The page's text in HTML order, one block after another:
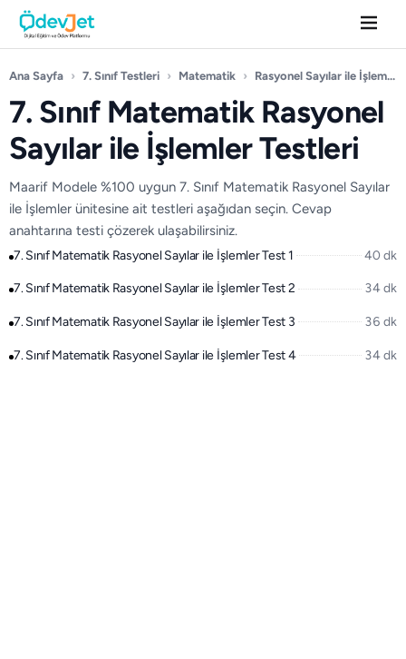
Ana Sayfa › 7. Sınıf Testleri › Matematik › Rasyonel Sayılar ile İşlemler
7. Sınıf Matematik Rasyonel
Sayılar ile İşlemler Testleri
Maarif Modele %100 uygun 7. Sınıf Matematik Rasyonel Sayılar
ile İşlemler ünitesine ait testleri aşağıdan seçin. Cevap
anahtarına testi çözerek ulaşabilirsiniz.
7. Sınıf Matematik Rasyonel Sayılar ile İşlemler Test 1 40 dk
7. Sınıf Matematik Rasyonel Sayılar ile İşlemler Test 2 34 dk
7. Sınıf Matematik Rasyonel Sayılar ile İşlemler Test 3 36 dk
7. Sınıf Matematik Rasyonel Sayılar ile İşlemler Test 4 34 dk